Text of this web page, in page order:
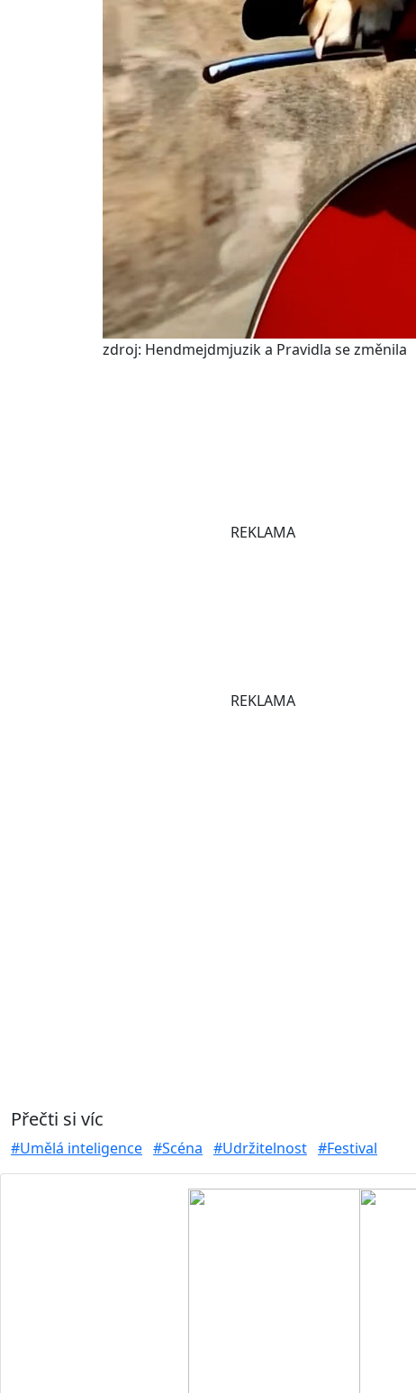
zdroj: Hendmejdmjuzik a Pravidla se změnila
REKLAMA
REKLAMA
Přečti si víc
#Umělá inteligence #Scéna #Udržitelnost #Festival